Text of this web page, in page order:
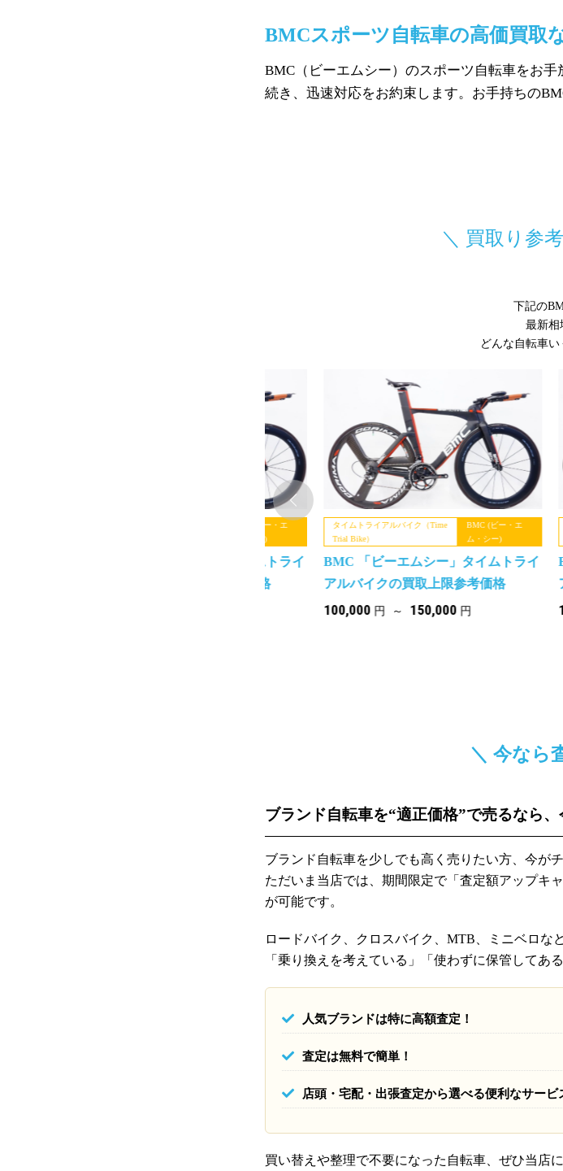
BMCスポーツ自転車の高価買取
BMC（ビーエムシー）のスポーツ自転車をお
続き、迅速対応をお約束します。お手持ちの
＼ 買取り参
下記の
最新相
どんな自転車
BMC (ビー・エ
ム・シー)
BMC 「ビーエムシー」タイムトライ
アルバイクの買取上限参考価格
タイムトライアルバイク（Time
Trial Bike）
BMC (ビー・エ
ム・シー)
BMC 「ビーエムシー」タイムトライ
アルバイクの買取上限参考価格
100,000 円 ～ 150,000 円
＼ 今なら
ブランド自転車を“適正価格”で売るなら、
ブランド自転車を少しでも高く売りたい方、今が
ただいま当店では、期間限定で「査定額アップキ
が可能です。
ロードバイク、クロスバイク、MTB、ミニベロな
「乗り換えを考えている」「使わずに保管してあ
人気ブランドは特に高額査定！
査定は無料で簡単！
店頭・宅配・出張査定から選べる便利なサービ
買い替えや整理で不要になった自転車、ぜひ当店